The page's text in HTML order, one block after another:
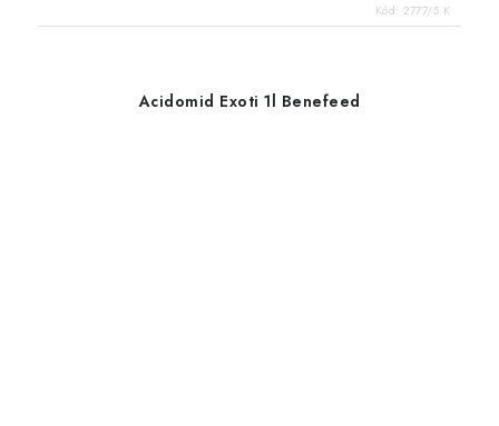
Kód: 2777/5 K
Acidomid Exoti 1l Benefeed